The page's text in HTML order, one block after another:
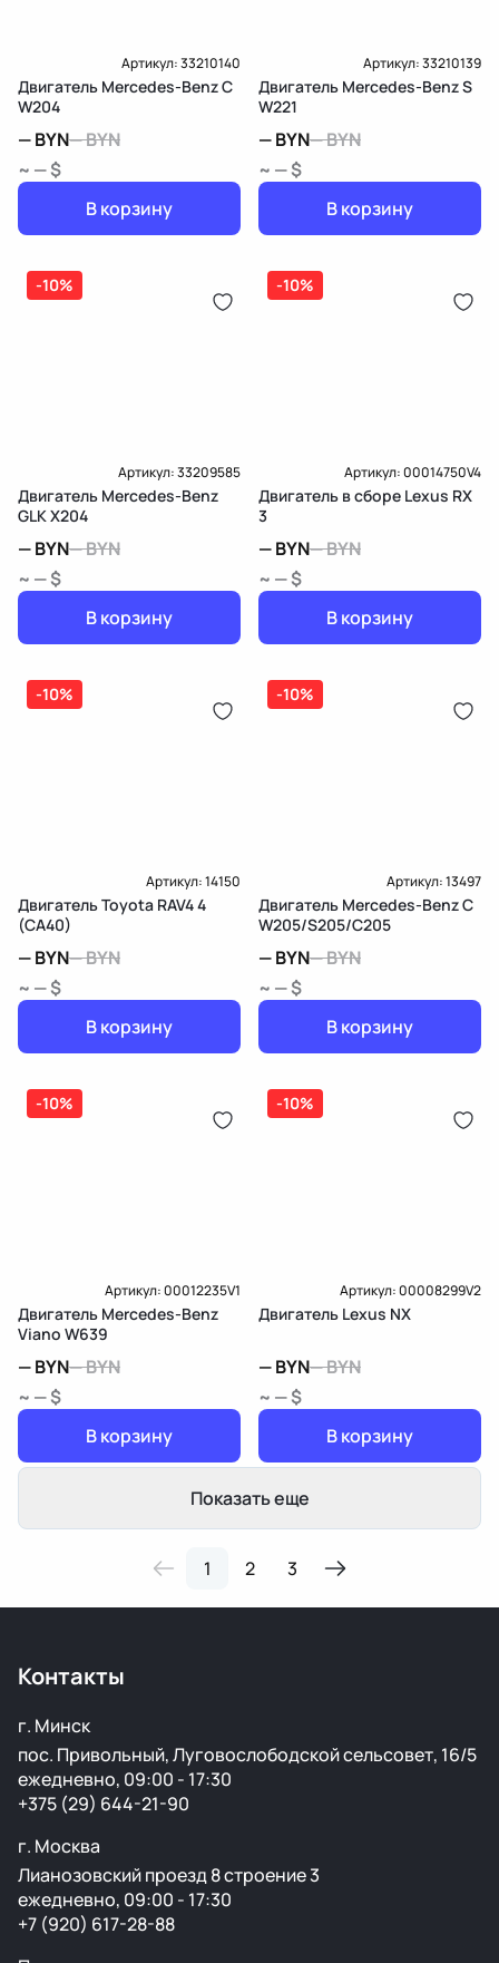
Артикул:33210140
Двигатель Mercedes-Benz C
W204
—BYN—BYN
~ — $
В корзину
Артикул:33210139
Двигатель Mercedes-Benz S
W221
—BYN—BYN
~ — $
В корзину
-10%
Артикул:33209585
Двигатель Mercedes-Benz
GLK X204
—BYN—BYN
~ — $
В корзину
-10%
Артикул:00014750V4
Двигатель в сборе Lexus RX
3
—BYN—BYN
~ — $
В корзину
-10%
Артикул:14150
Двигатель Toyota RAV4 4
(CA40)
—BYN—BYN
~ — $
В корзину
-10%
Артикул:13497
Двигатель Mercedes-Benz C
W205/S205/C205
—BYN—BYN
~ — $
В корзину
-10%
Артикул:00012235V1
Двигатель Mercedes-Benz
Viano W639
—BYN—BYN
~ — $
В корзину
-10%
Артикул:00008299V2
Двигатель Lexus NX
—BYN—BYN
~ — $
В корзину
Показать еще
1 2 3
Контакты
г. Минск
пос. Привольный, Луговослободской сельсовет, 16/5
ежедневно, 09:00 - 17:30
+375 (29) 644-21-90
г. Москва
Лианозовский проезд 8 строение 3
ежедневно, 09:00 - 17:30
+7 (920) 617-28-88